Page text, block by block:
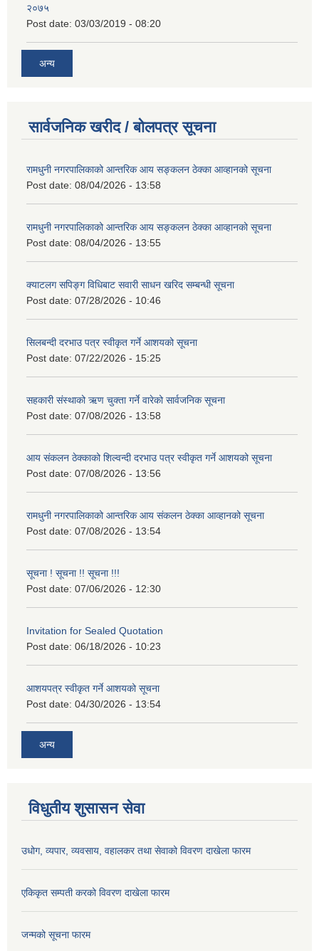
२०७५
Post date: 03/03/2019 - 08:20
अन्य
सार्वजनिक खरीद / बोलपत्र सूचना
रामधुनी नगरपालिकाको आन्तरिक आय सङ्कलन ठेक्का आव्हानको सूचना
Post date: 08/04/2026 - 13:58
रामधुनी नगरपालिकाको आन्तरिक आय सङ्कलन ठेक्का आव्हानको सूचना
Post date: 08/04/2026 - 13:55
क्याटलग सपिङ्ग विधिबाट सवारी साधन खरिद सम्बन्धी सूचना
Post date: 07/28/2026 - 10:46
सिलबन्दी दरभाउ पत्र स्वीकृत गर्ने आशयको सूचना
Post date: 07/22/2026 - 15:25
सहकारी संस्थाको ऋण चुक्ता गर्ने वारेको सार्वजनिक सूचना
Post date: 07/08/2026 - 13:58
आय संकलन ठेक्काको शिल्वन्दी दरभाउ पत्र स्वीकृत गर्ने आशयको सूचना
Post date: 07/08/2026 - 13:56
रामधुनी नगरपालिकाको आन्तरिक आय संकलन ठेक्का आव्हानको सूचना
Post date: 07/08/2026 - 13:54
सूचना ! सूचना !! सूचना !!!
Post date: 07/06/2026 - 12:30
Invitation for Sealed Quotation
Post date: 06/18/2026 - 10:23
आशयपत्र स्वीकृत गर्ने आशयको सूचना
Post date: 04/30/2026 - 13:54
अन्य
विधुतीय शुसासन सेवा
उधोग, व्यपार, व्यवसाय, वहालकर तथा सेवाको विवरण दाखेला फारम
एकिकृत सम्पती करको विवरण दाखेला फारम
जन्मको सूचना फारम